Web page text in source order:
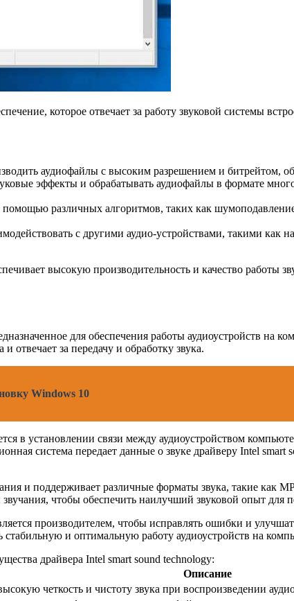
которое отвечает за работу звуковой системы
аудиофайлы с высоким разрешением и битрейтом,
эффекты и обрабатывать аудиофайлы в формате
помощью различных алгоритмов, таких как
с другими аудио-устройствами, такими
высокую производительность и качество работы
для обеспечения работы аудиоустройств на
отвечает за передачу и обработку звука.
Windows 10
в установлении связи между аудиоустройством
система передает данные о звуке драйверу Intel
и поддерживает различные форматы звука, такие как
чтобы обеспечить наилучший звуковой опыт для
производителем, чтобы исправлять ошибки и
и оптимальную работу аудиоустройств на
драйвера Intel smart sound technology:
Описание
четкость и чистоту звука при воспроизведении